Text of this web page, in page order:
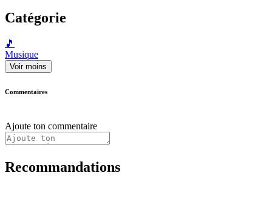
Catégorie
🎵
Musique
Voir moins
Commentaires
Ajoute ton commentaire
Recommandations